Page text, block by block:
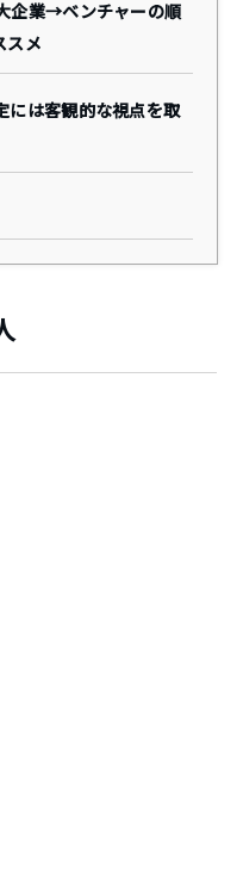
企業→ベンチャーの順
スメ
には客観的な視点を取